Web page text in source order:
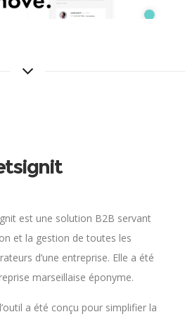
est une solution B2B servant
et la gestion de toutes les
d’une entreprise. Elle a été
marseillaise éponyme.
a été conçu pour simplifier la